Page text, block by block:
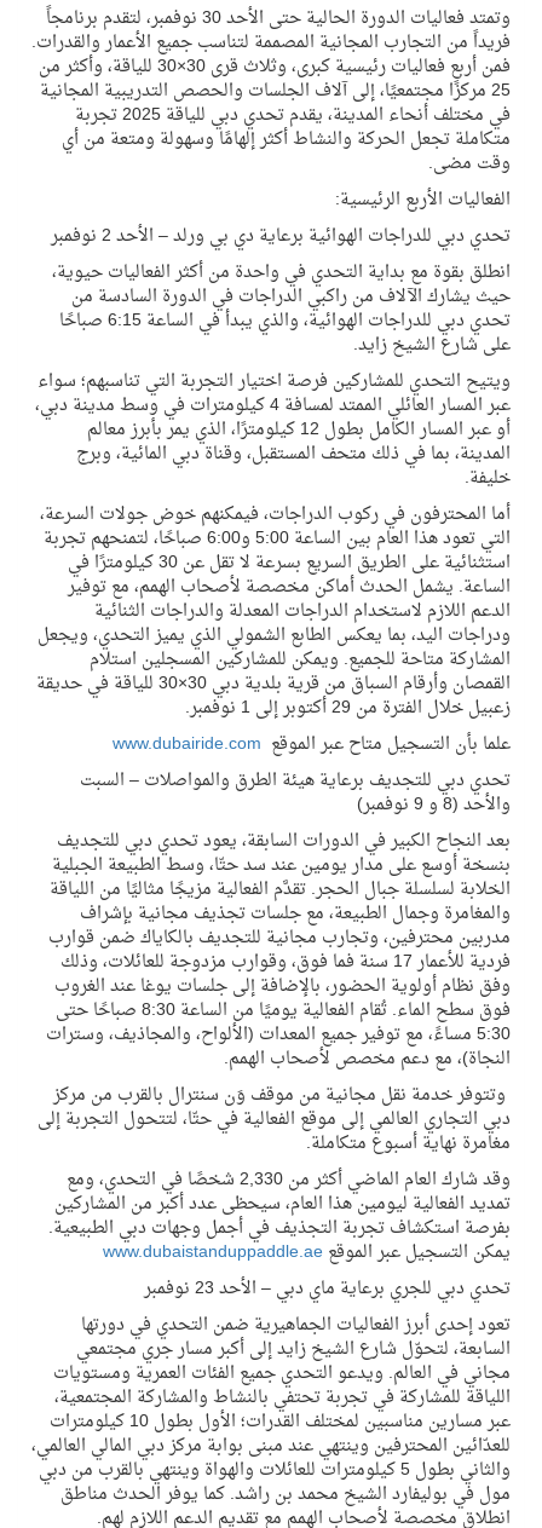
وتمتد فعاليات الدورة الحالية حتى الأحد 30 نوفمبر، لتقدم برنامجاً
فريداً من التجارب المجانية المصممة لتناسب جميع الأعمار والقدرات.
فمن أربع فعاليات رئيسية كبرى، وثلاث قرى 30×30 للياقة، وأكثر من
25 مركزًا مجتمعيًا، إلى آلاف الجلسات والحصص التدريبية المجانية
في مختلف أنحاء المدينة، يقدم تحدي دبي للياقة 2025 تجربة
متكاملة تجعل الحركة والنشاط أكثر إلهامًا وسهولة ومتعة من أي
وقت مضى.
الفعاليات الأربع الرئيسية:
تحدي دبي للدراجات الهوائية برعاية دي بي ورلد – الأحد 2 نوفمبر
انطلق بقوة مع بداية التحدي في واحدة من أكثر الفعاليات حيوية،
حيث يشارك الآلاف من راكبي الدراجات في الدورة السادسة من
تحدي دبي للدراجات الهوائية، والذي يبدأ في الساعة 6:15 صباحًا
على شارع الشيخ زايد.
ويتيح التحدي للمشاركين فرصة اختيار التجربة التي تناسبهم؛ سواء
عبر المسار العائلي الممتد لمسافة 4 كيلومترات في وسط مدينة دبي،
أو عبر المسار الكامل بطول 12 كيلومترًا، الذي يمر بأبرز معالم
المدينة، بما في ذلك متحف المستقبل، وقناة دبي المائية، وبرج
خليفة.
أما المحترفون في ركوب الدراجات، فيمكنهم خوض جولات السرعة،
التي تعود هذا العام بين الساعة 5:00 و6:00 صباحًا، لتمنحهم تجربة
استثنائية على الطريق السريع بسرعة لا تقل عن 30 كيلومترًا في
الساعة. يشمل الحدث أماكن مخصصة لأصحاب الهمم، مع توفير
الدعم اللازم لاستخدام الدراجات المعدلة والدراجات الثنائية
ودراجات اليد، بما يعكس الطابع الشمولي الذي يميز التحدي، ويجعل
المشاركة متاحة للجميع. ويمكن للمشاركين المسجلين استلام
القمصان وأرقام السباق من قرية بلدية دبي 30×30 للياقة في حديقة
زعبيل خلال الفترة من 29 أكتوبر إلى 1 نوفمبر.
علما بأن التسجيل متاح عبر الموقع www.dubairide.com
تحدي دبي للتجديف برعاية هيئة الطرق والمواصلات – السبت
والأحد (8 و 9 نوفمبر)
بعد النجاح الكبير في الدورات السابقة، يعود تحدي دبي للتجديف
بنسخة أوسع على مدار يومين عند سد حتّا، وسط الطبيعة الجبلية
الخلابة لسلسلة جبال الحجر. تقدَّم الفعالية مزيجًا مثاليًا من اللياقة
والمغامرة وجمال الطبيعة، مع جلسات تجذيف مجانية بإشراف
مدربين محترفين، وتجارب مجانية للتجديف بالكاياك ضمن قوارب
فردية للأعمار 17 سنة فما فوق، وقوارب مزدوجة للعائلات، وذلك
وفق نظام أولوية الحضور، بالإضافة إلى جلسات يوغا عند الغروب
فوق سطح الماء. تُقام الفعالية يوميًا من الساعة 8:30 صباحًا حتى
5:30 مساءً، مع توفير جميع المعدات (الألواح، والمجاذيف، وسترات
النجاة)، مع دعم مخصص لأصحاب الهمم.
وتتوفر خدمة نقل مجانية من موقف وَن سنترال بالقرب من مركز
دبي التجاري العالمي إلى موقع الفعالية في حتّا، لتتحول التجربة إلى
مغامرة نهاية أسبوع متكاملة.
وقد شارك العام الماضي أكثر من 2,330 شخصًا في التحدي، ومع
تمديد الفعالية ليومين هذا العام، سيحظى عدد أكبر من المشاركين
بفرصة استكشاف تجربة التجذيف في أجمل وجهات دبي الطبيعية.
يمكن التسجيل عبر الموقعwww.dubaistanduppaddle.ae
تحدي دبي للجري برعاية ماي دبي – الأحد 23 نوفمبر
تعود إحدى أبرز الفعاليات الجماهيرية ضمن التحدي في دورتها
السابعة، لتحوّل شارع الشيخ زايد إلى أكبر مسار جري مجتمعي
مجاني في العالم. ويدعو التحدي جميع الفئات العمرية ومستويات
اللياقة للمشاركة في تجربة تحتفي بالنشاط والمشاركة المجتمعية،
عبر مسارين مناسبين لمختلف القدرات؛ الأول بطول 10 كيلومترات
للعدّائين المحترفين وينتهي عند مبنى بوابة مركز دبي المالي العالمي،
والثاني بطول 5 كيلومترات للعائلات والهواة وينتهي بالقرب من دبي
مول في بوليفارد الشيخ محمد بن راشد. كما يوفر الحدث مناطق
انطلاق مخصصة لأصحاب الهمم مع تقديم الدعم اللازم لهم.